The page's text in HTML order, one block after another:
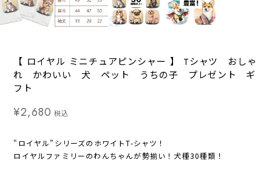
【 ロイヤル ミニチュアピンシャー 】 Tシャツ おしゃ
れ かわいい 犬 ペット うちの子 プレゼント ギ
フト
¥2,680 税込
"ロイヤル”シリーズのホワイトT-シャツ！
ロイヤルファミリーのわんちゃんが勢揃い！犬種30種類！